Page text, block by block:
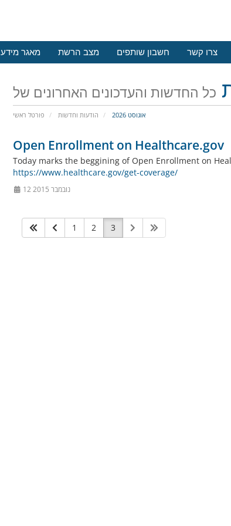
מאגר מידע מצב הרשת חשבון שותפים צרו קשר
פורטל ראשי הודעות וחדשות אוגוסט 2026
Open Enrollment on Healthcare.gov
Today marks the beggining of Open Enrollment on
https://www.healthcare.gov/get-coverage/
12 נובמבר 2015
1 2 3